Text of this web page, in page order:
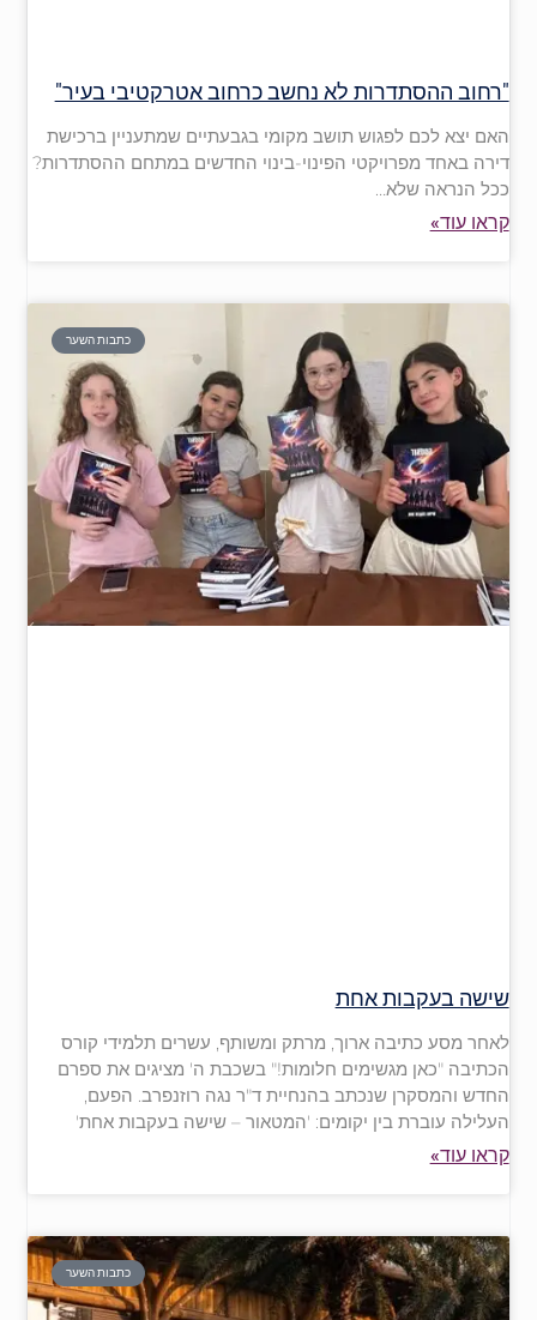
"רחוב ההסתדרות לא נחשב כרחוב אטרקטיבי בעיר"
האם יצא לכם לפגוש תושב מקומי בגבעתיים שמתעניין ברכישת
דירה באחד מפרויקטי הפינוי-בינוי החדשים במתחם ההסתדרות?
ככל הנראה שלא…
קראו עוד»
כתבות השער
שישה בעקבות אחת
לאחר מסע כתיבה ארוך, מרתק ומשותף, עשרים תלמידי קורס
הכתיבה "כאן מגשימים חלומות!" בשכבת ה' מציגים את ספרם
החדש והמסקרן שנכתב בהנחיית ד"ר נגה רוזנפרב. הפעם,
העלילה עוברת בין יקומים: 'המטאור – שישה בעקבות אחת'
קראו עוד»
כתבות השער